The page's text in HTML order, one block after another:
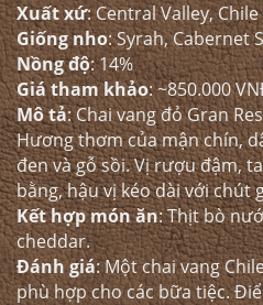
Xuất xứ: Central Valley, Chile
Giống nho: Syrah, Cabernet
Nồng độ: 14%
Giá tham khảo: ~850.000
Mô tả: Chai vang đỏ Gran
Hương thơm của mận chín,
đen và gỗ sồi. Vị rượu đậm,
bằng, hậu vị kéo dài với chút
Kết hợp món ăn: Thịt bò
cheddar.
Đánh giá: Một chai vang
phù hợp cho các bữa tiệc.